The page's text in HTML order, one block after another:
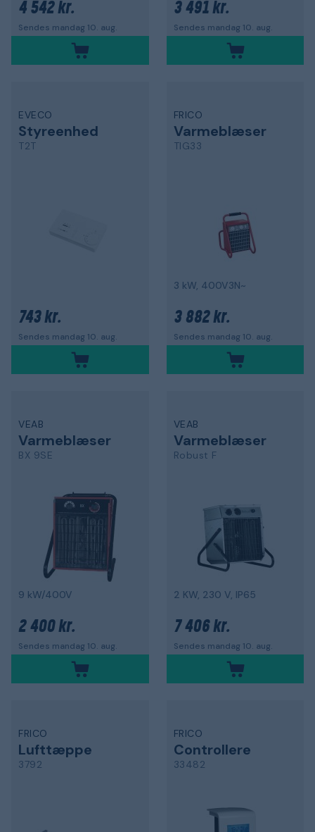
4 542 kr.
Sendes mandag 10. aug.
3 491 kr.
Sendes mandag 10. aug.
EVECO
Styreenhed
T2T
743 kr.
Sendes mandag 10. aug.
FRICO
Varmeblæser
TIG33
3 kW, 400V3N~
3 882 kr.
Sendes mandag 10. aug.
VEAB
Varmeblæser
BX 9SE
9 kW/400V
2 400 kr.
Sendes mandag 10. aug.
VEAB
Varmeblæser
Robust F
2 KW, 230 V, IP65
7 406 kr.
Sendes mandag 10. aug.
FRICO
Lufttæppe
3792
FRICO
Controllere
33482